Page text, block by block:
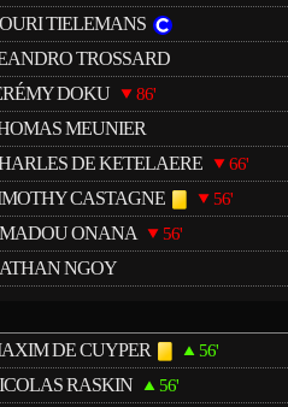
TIELEMANS
TROSSARD
DOKU 86'
MEUNIER
DE KETELAERE 66'
CASTAGNE 56'
ONANA 56'
NGOY
DE CUYPER 56'
RASKIN 56'